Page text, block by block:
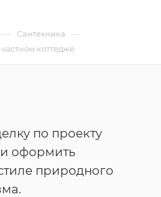
— Сантехника —
коттедже
по проекту
оформить
природного